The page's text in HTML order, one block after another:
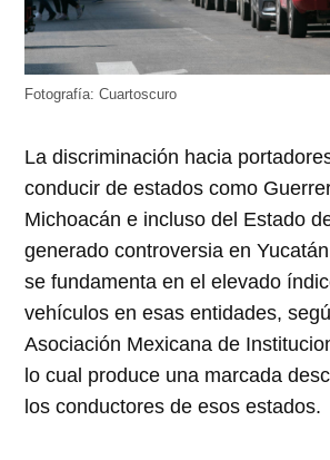
Fotografía: Cuartoscuro
La discriminación hacia
conducir de estados como
Michoacán e incluso del Estado
generado controversia en
se fundamenta en el elevado
vehículos en esas entidades,
Asociación Mexicana de
lo cual produce una marcada
los conductores de esos estados.